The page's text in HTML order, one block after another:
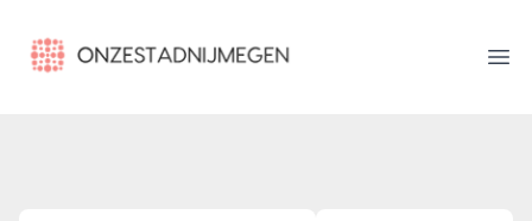
onzestadnijmegen.nl